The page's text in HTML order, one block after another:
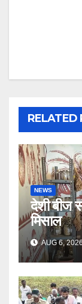
RELATED
NEWS
देशी बीज
मिसाल
AUG 6, 2026